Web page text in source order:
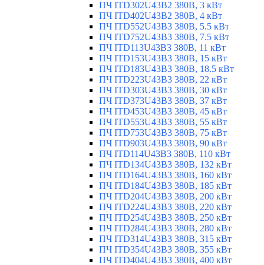
ПЧ ITD302U43B2 380В, 3 кВт
ПЧ ITD402U43B2 380В, 4 кВт
ПЧ ITD552U43B3 380В, 5.5 кВт
ПЧ ITD752U43B3 380В, 7.5 кВт
ПЧ ITD113U43B3 380В, 11 кВт
ПЧ ITD153U43B3 380В, 15 кВт
ПЧ ITD183U43B3 380В, 18.5 кВт
ПЧ ITD223U43B3 380В, 22 кВт
ПЧ ITD303U43B3 380В, 30 кВт
ПЧ ITD373U43B3 380В, 37 кВт
ПЧ ITD453U43B3 380В, 45 кВт
ПЧ ITD553U43B3 380В, 55 кВт
ПЧ ITD753U43B3 380В, 75 кВт
ПЧ ITD903U43B3 380В, 90 кВт
ПЧ ITD114U43B3 380В, 110 кВт
ПЧ ITD134U43B3 380В, 132 кВт
ПЧ ITD164U43B3 380В, 160 кВт
ПЧ ITD184U43B3 380В, 185 кВт
ПЧ ITD204U43B3 380В, 200 кВт
ПЧ ITD224U43B3 380В, 220 кВт
ПЧ ITD254U43B3 380В, 250 кВт
ПЧ ITD284U43B3 380В, 280 кВт
ПЧ ITD314U43B3 380В, 315 кВт
ПЧ ITD354U43B3 380В, 355 кВт
ПЧ ITD404U43B3 380В, 400 кВт